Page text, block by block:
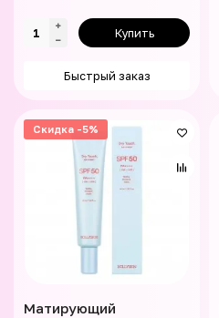
Купить
Быстрый заказ
Скидка -5%
Матирующий